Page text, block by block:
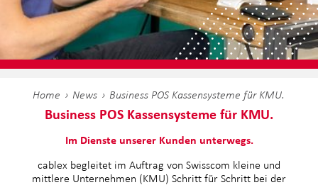
Home News Business POS Kassensysteme für KMU.
Business POS Kassensysteme für KMU.
Im Dienste unserer Kunden unterwegs.
cablex begleitet im Auftrag von Swisscom kleine und
mittlere Unternehmen (KMU) Schritt für Schritt bei der